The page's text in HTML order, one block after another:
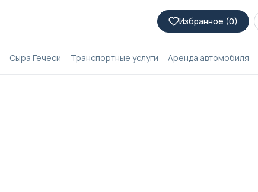
Избранное (0)
Сыра Гечеси Транспортные услуги Аренда автомобиля